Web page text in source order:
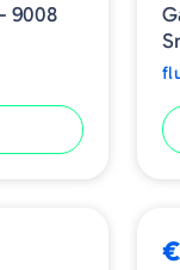
9008